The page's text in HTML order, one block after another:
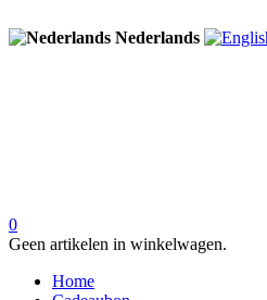
Nederlands
0
Geen artikelen in winkelwagen.
Home